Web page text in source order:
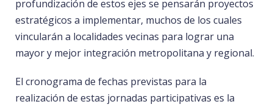
profundización de estos ejes se pensarán proyectos
estratégicos a implementar, muchos de los cuales
vincularán a localidades vecinas para lograr una
mayor y mejor integración metropolitana y regional.
El cronograma de fechas previstas para la
realización de estas jornadas participativas es la